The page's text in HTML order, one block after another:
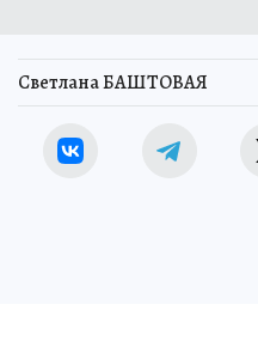
Светлана БАШТОВАЯ